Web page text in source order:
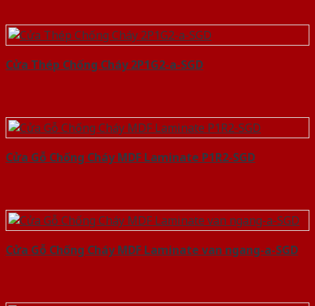
Cửa Thép Chống Cháy 2P1G2-a-SGD
Cửa Gỗ Chống Cháy MDF Laminate P1R2-SGD
Cửa Gỗ Chống Cháy MDF Laminate van ngang-a-SGD